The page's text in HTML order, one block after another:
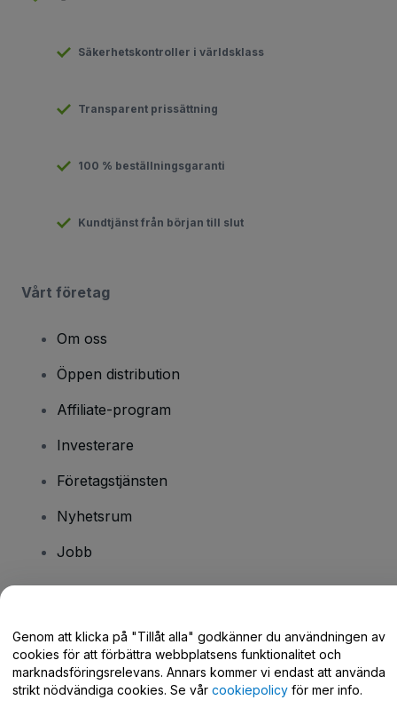
Säkerhetskontroller i världsklass
Transparent prissättning
100 % beställningsgaranti
Kundtjänst från början till slut
Vårt företag
Om oss
Öppen distribution
Affiliate-program
Investerare
Företagstjänsten
Nyhetsrum
Jobb
Hjälpcenter / Kontakta oss
Genom att klicka på "Tillåt alla" godkänner du användningen av
cookies för att förbättra webbplatsens funktionalitet och
marknadsföringsrelevans. Annars kommer vi endast att använda
strikt nödvändiga cookies. Se vår cookiepolicy för mer info.